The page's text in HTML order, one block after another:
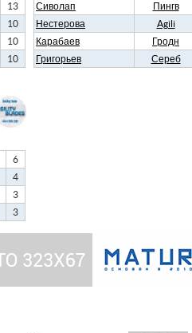
13
10
10
10
Сиволап
Пингв
Нестерова
Agili
Карабаев
Гродн
Григорьев
Сереб
6
4
3
3